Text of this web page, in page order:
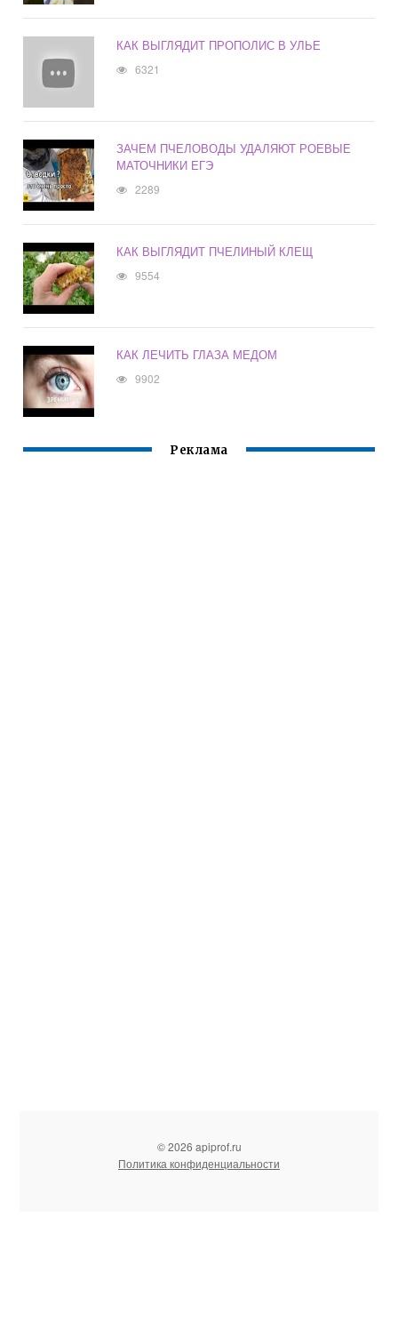
КАК ВЫГЛЯДИТ ПРОПОЛИС В УЛЬЕ
6321
ЗАЧЕМ ПЧЕЛОВОДЫ УДАЛЯЮТ РОЕВЫЕ
МАТОЧНИКИ ЕГЭ
2289
КАК ВЫГЛЯДИТ ПЧЕЛИНЫЙ КЛЕЩ
9554
КАК ЛЕЧИТЬ ГЛАЗА МЕДОМ
9902
Реклама
© 2026 apiprof.ru
Политика конфиденциальности